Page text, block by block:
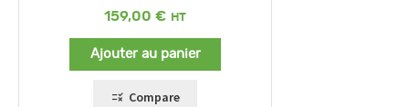
159,00 €
Ajouter au panier
Compare